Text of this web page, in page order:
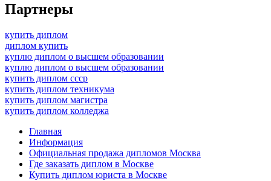
Партнеры
купить диплом
диплом купить
куплю диплом о высшем образовании
куплю диплом о высшем образовании
купить диплом ссср
купить диплом техникума
купить диплом магистра
купить диплом колледжа
Главная
Информация
Официальная продажа дипломов Москва
Где заказать диплом в Москве
Купить диплом юриста в Москве